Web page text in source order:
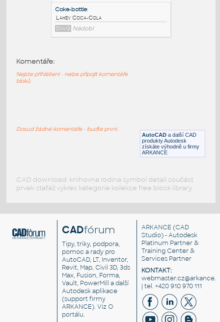
Láhev
DWG Nádobí
DWG _Různé-Jiné
DWG Nádobí AutoCAD a další CAD
produkty Autodesk
získáte výhodně u firmy
ARKANCE
Komentáře:
Nejste přihlášeni - nelze připojit komentáře
bloků
Dosud žádné komentáře - buďte první
CAD download: knihovna rodina symbol detail součást
prvek stafáž výkres kategorie kolekce free block library
CADfórum
Tipy, triky, podpora,
pomoc a rady pro
AutoCAD, LT, Inventor,
Revit, Map, Civil 3D, 3ds
Max, Fusion, Forma,
Vault, PowerMill a další
Autodesk aplikace
(support firmy
ARKANCE). VizO
portálu.
ARKANCE (CAD
Studio) - Autodesk
Platinum Partner &
Training Center &
Services Partner
KONTAKT:
| tel. +420 910 970 111